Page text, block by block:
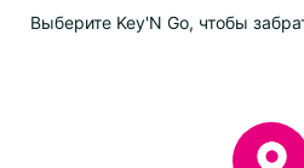
Выберите Key'N Go, чтобы